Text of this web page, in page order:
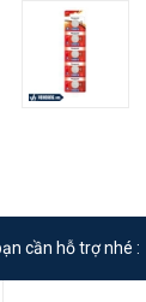
cần hỗ trợ nhé :